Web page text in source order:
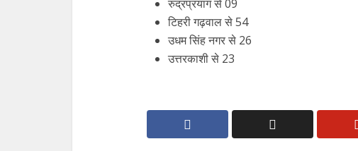
रुद्रप्रयाग से 09
टिहरी गढ़वाल से 54
उधम सिंह नगर से 26
उत्तरकाशी से 23